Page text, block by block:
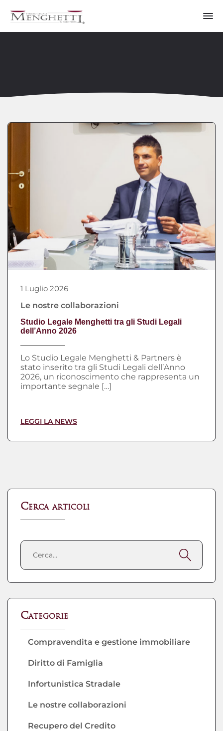
1 Luglio 2026
Le nostre collaborazioni
Studio Legale Menghetti tra gli Studi Legali
dell’Anno 2026
Lo Studio Legale Menghetti & Partners è
stato inserito tra gli Studi Legali dell’Anno
2026, un riconoscimento che rappresenta un
importante segnale […]
LEGGI LA NEWS
Cerca articoli
Categorie
Compravendita e gestione immobiliare
Diritto di Famiglia
Infortunistica Stradale
Le nostre collaborazioni
Recupero del Credito